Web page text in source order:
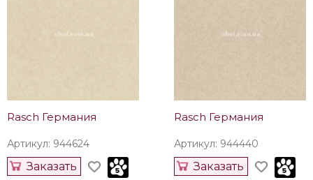
Rasch Германия
Артикул: 944624
Заказать
Rasch Германия
Артикул: 944440
Заказать